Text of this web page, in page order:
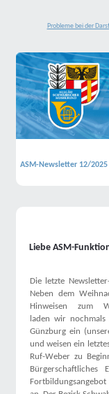
Probleme bei der
ASM-Newsletter 12/2025
Liebe ASM-
Die letzte
Neben dem
Hinweisen zum
laden wir
Günzburg ein
und weisen ein
Ruf-Weber zu
Bürgerschaftliches